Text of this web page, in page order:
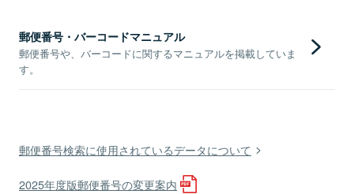
郵便番号・バーコードマニュアル
郵便番号や、バーコードに関するマニュアルを掲載していま
す。
郵便番号検索に使用されているデータについて
2025年度版郵便番号の変更案内